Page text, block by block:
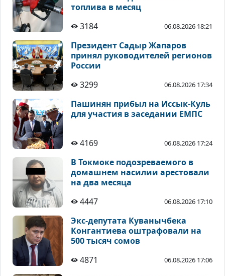
топлива в месяц
3184
06.08.2026 18:21
Президент Садыр Жапаров
принял руководителей регионов
России
3299
06.08.2026 17:34
Пашинян прибыл на Иссык-Куль
для участия в заседании ЕМПС
4169 06.08.2026 17:24
В Токмоке подозреваемого в
домашнем насилии арестовали
на два месяца
4447
06.08.2026 17:10
Экс-депутата Куванычбека
Конгантиева оштрафовали на
500 тысяч сомов
4871
06.08.2026 17:06